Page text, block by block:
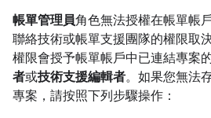
帳單管理員角色無法授權在帳單帳
聯絡技術或帳單支援團隊的權限取
權限會授予帳單帳戶中已連結專案
者或技術支援編輯者。如果您無法
專案，請按照下列步驟操作：